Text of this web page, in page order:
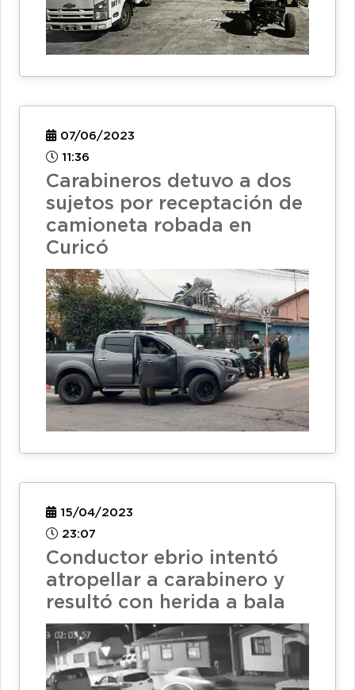
07/06/2023
11:36
Carabineros detuvo a dos
sujetos por receptación de
camioneta robada en
Curicó
15/04/2023
23:07
Conductor ebrio intentó
atropellar a carabinero y
resultó con herida a bala